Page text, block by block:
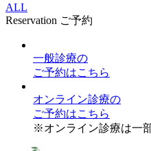
ALL
Reservation ご予約
一般診療の
ご予約はこちら
オンライン診療の
ご予約はこちら
※オンライン診療は一